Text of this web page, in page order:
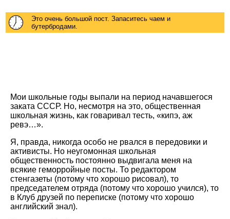
Это очень большой пост. Запаситесь чаем и
бутербродами.
Мои школьные годы выпали на период начавшегося
заката СССР. Но, несмотря на это, общественная
школьная жизнь, как говаривал тесть, «кипэ, аж
ревэ…».
Я, правда, никогда особо не рвался в передовики и
активисты. Но неугомонная школьная
общественность постоянно выдвигала меня на
всякие геморройные посты. То редактором
стенгазеты (потому что хорошо рисовал), то
председателем отряда (потому что хорошо учился), то
в Клуб друзей по переписке (потому что хорошо
английский знал).